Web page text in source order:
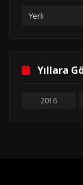
Yerli
Yıllara
2016